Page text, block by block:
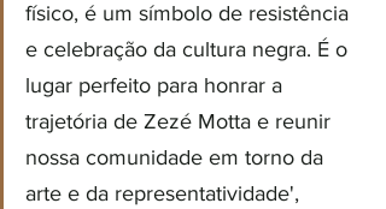
físico, é um símbolo de resistência
e celebração da cultura negra. É o
lugar perfeito para honrar a
trajetória de Zezé Motta e reunir
nossa comunidade em torno da
arte e da representatividade',